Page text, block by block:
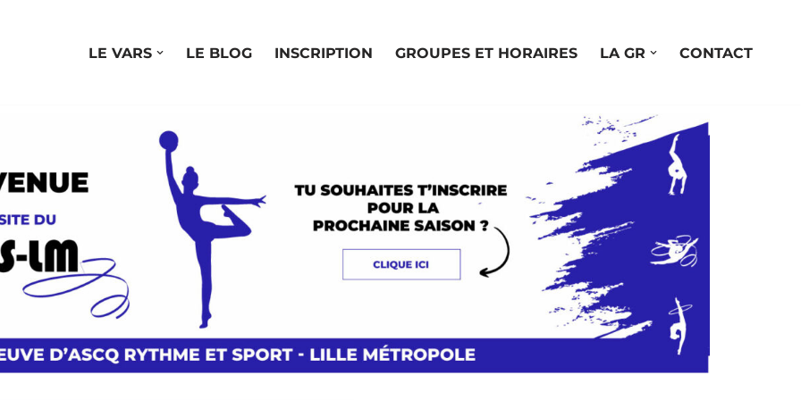
LE VARS LE BLOG INSCRIPTION GROUPES ET HORAIRES LA GR CONTACT